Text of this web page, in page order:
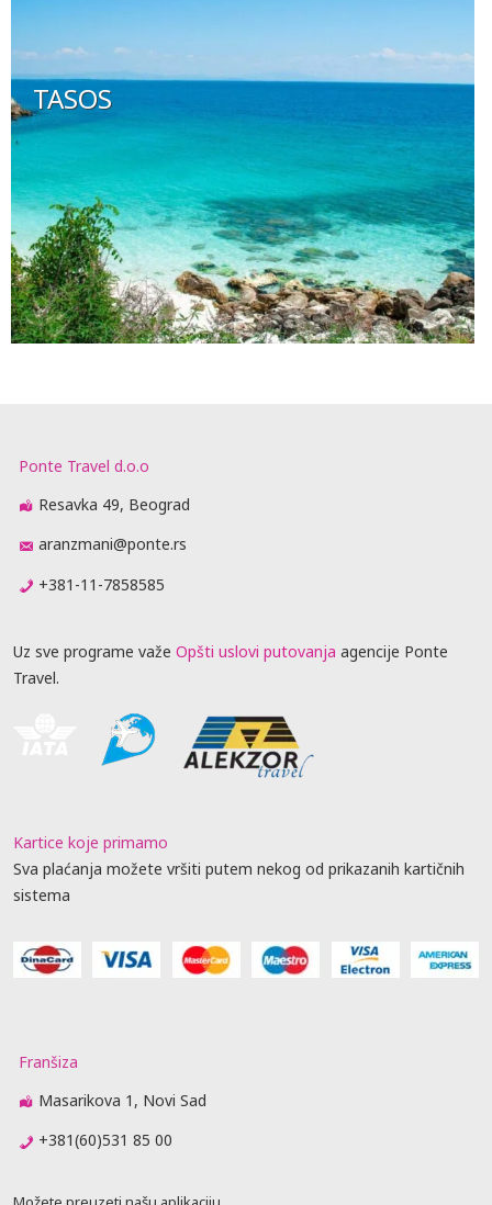
TASOS
Ponte Travel d.o.o
Resavka 49, Beograd
aranzmani@ponte.rs
+381-11-7858585
Uz sve programe važe Opšti uslovi putovanja agencije Ponte
Travel.
Kartice koje primamo
Sva plaćanja možete vršiti putem nekog od prikazanih kartičnih
sistema
Franšiza
Masarikova 1, Novi Sad
+381(60)531 85 00